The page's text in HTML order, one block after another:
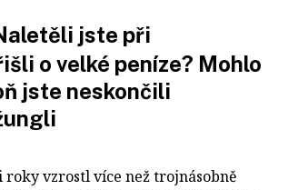
jste při
o velké peníze? Mohlo
jste neskončili
roky vzrostl více než trojnásobně